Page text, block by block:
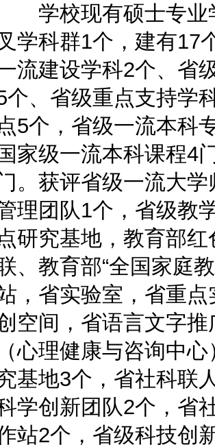
学校现有硕士专业
学科群1个，建有17
流建设学科2个、省
个、省级重点支持学
5个，省级一流本科
家级一流本科课程4
。获评省级一流大
理团队1个，省级教
研究基地，教育部
、教育部“全国家庭
，省实验室，省重
空间，省语言文字
（心理健康与咨询中
基地3个，省社科联
学创新团队2个，省
站2个，省级科技创